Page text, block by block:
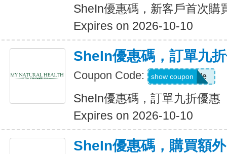
SheIn優惠碼，新客戶首次購
Expires on 2026-10-10
SheIn優惠碼，訂單九
Coupon Code: Show Code
show coupon
SheIn優惠碼，訂單九折優惠
Expires on 2026-10-10
SheIn優惠碼，購買額